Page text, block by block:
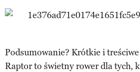
Podsumowanie? Krótkie i
Raptor to świetny rower dla tych,